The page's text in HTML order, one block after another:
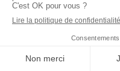
mars 2023
Categories